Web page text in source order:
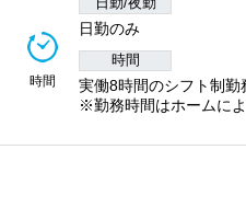
時間
日勤のみ
時間
実働8時間のシフト制勤
※勤務時間はホームによ